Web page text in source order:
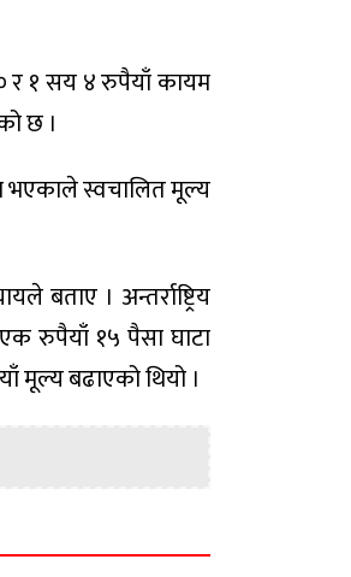
र १ सय ४ रुपैयाँ कायम
छ ।
भएकाले स्वचालित मूल्य
बताए । अन्तर्राष्ट्रिय
रुपैयाँ १५ पैसा घाटा
मूल्य बढाएको थियो ।